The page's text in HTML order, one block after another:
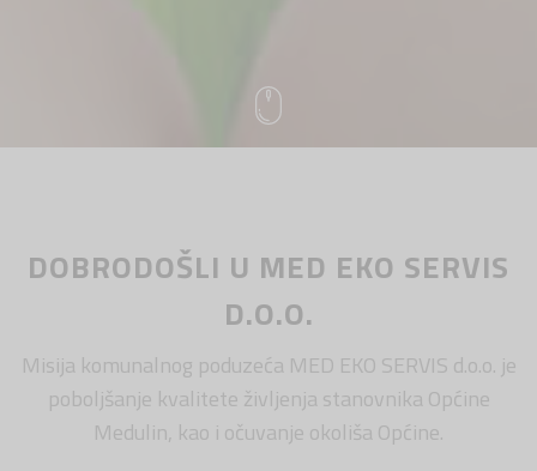
DOBRODOŠLI U MED EKO SERVIS
D.O.O.
Misija komunalnog poduzeća MED EKO SERVIS d.o.o. je
poboljšanje kvalitete življenja stanovnika Općine
Medulin, kao i očuvanje okoliša Općine.